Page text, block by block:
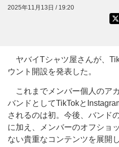
2025年11月13日 / 19:20
ヤバイTシャツ屋さんが、
ウント開設を発表した。
これまでメンバー個人のア
バンドとしてTikTokと
されるのは初。今後、バンド
に加え、メンバーのオフショ
ない貴重なコンテンツを展開